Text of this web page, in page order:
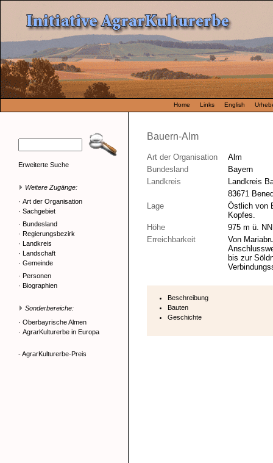
Home Links English
Erweiterte Suche
Weitere Zugänge:
· Art der Organisation
· Sachgebiet
· Bundesland
· Regierungsbezirk
· Landkreis
· Landschaft
· Gemeinde
· Personen
· Biographien
Sonderbereiche:
· Oberbayrische Almen
· AgrarKulturerbe in Europa
- AgrarKulturerbe-Preis
Bauern-Alm
Art der Organisation
Alm
Bundesland
Bayern
Landkreis
Landkreis
83671
Lage
Östlich von
Kopfes.
Höhe
975 m ü. NN
Erreichbarkeit
Von
bis zur
Beschreibung
Bauten
Geschichte